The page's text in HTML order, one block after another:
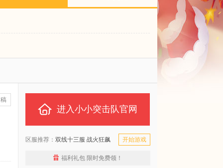
进入小小突击队官网
区服推荐： 双线十三服 战火狂飙 开始游戏
福利礼包 限时免费领！